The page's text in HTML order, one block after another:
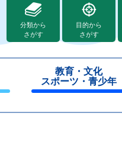
分類から
さがす
目的から
さがす
教育・文化
スポーツ・青少年
じ